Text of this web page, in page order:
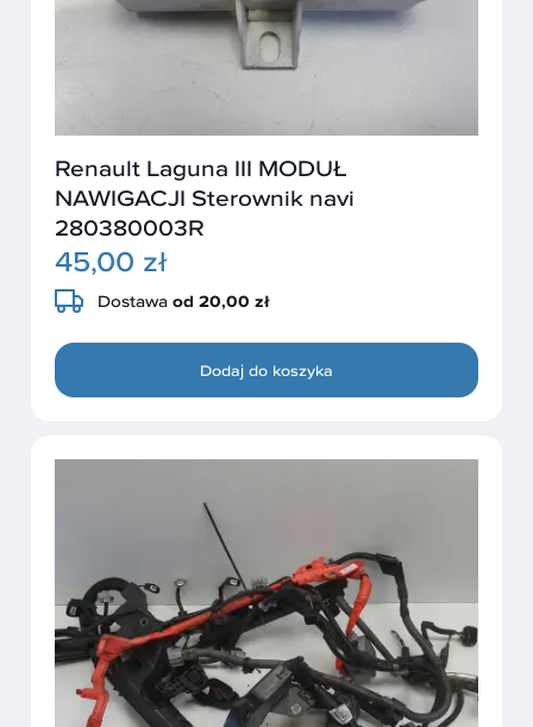
Renault Laguna III MODUŁ
NAWIGACJI Sterownik navi
280380003R
45,00 zł
Dostawa od 20,00 zł
Dodaj do koszyka